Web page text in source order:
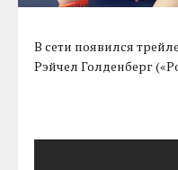
В сети появился
Рэйчел Голденберг